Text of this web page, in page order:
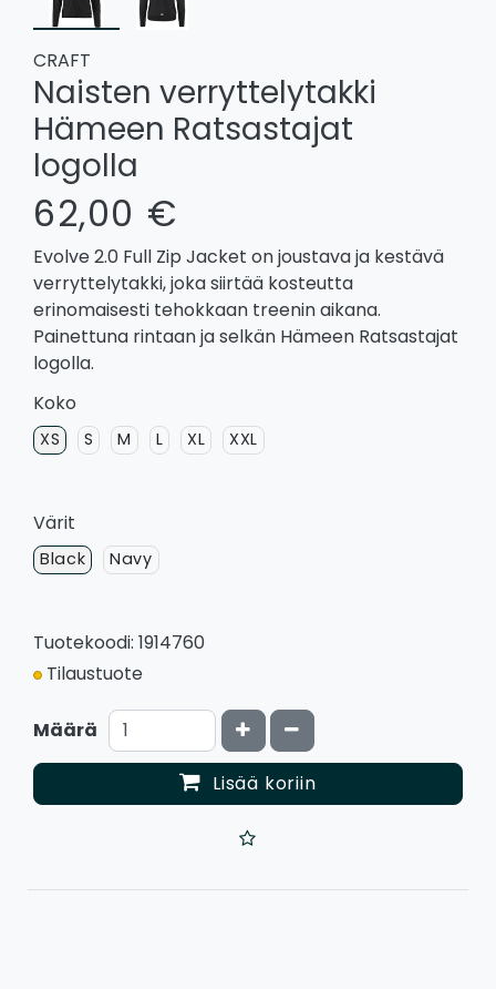
CRAFT
Naisten verryttelytakki
Hämeen Ratsastajat
logolla
62,00 €
Evolve 2.0 Full Zip Jacket on joustava ja kestävä
verryttelytakki, joka siirtää kosteutta
erinomaisesti tehokkaan treenin aikana.
Painettuna rintaan ja selkän Hämeen Ratsastajat
logolla.
Koko
XS S M L XL XXL
Värit
Black Navy
Tuotekoodi: 1914760
Tilaustuote
Määrä Kasvata määrää
Vähennä määrää
Lisää koriin